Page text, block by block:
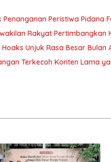
Peristiwa Pidana
Rakyat Pertimbangkan
Unjuk Rasa Besar Bulan
Terkecoh Konten Lama